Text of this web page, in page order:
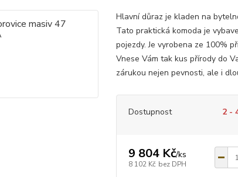
Hlavní důraz je kladen na
Tato praktická komoda je
pojezdy. Je vyrobena ze 100%
Vnese Vám tak kus přírody do
zárukou nejen pevnosti, ale i
Dostupnost 2 -
9 804 Kč/ks
8 102 Kč bez DPH